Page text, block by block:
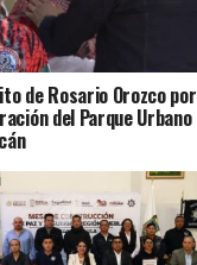
de Rosario Orozco por
del Parque Urbano